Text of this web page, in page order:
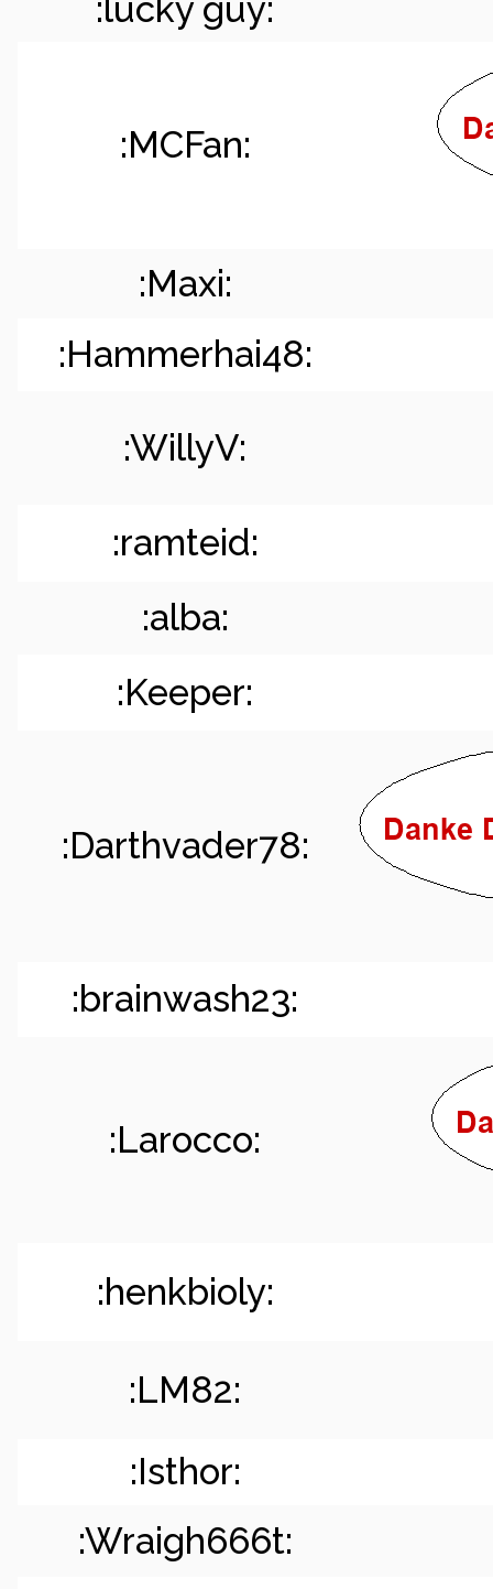
:lucky guy:
:MCFan:
:Maxi:
:Hammerhai48:
:WillyV:
:ramteid:
:alba:
:Keeper:
:Darthvader78:
:brainwash23:
:Larocco:
:henkbioly:
:LM82:
:Isthor:
:Wraigh666t: